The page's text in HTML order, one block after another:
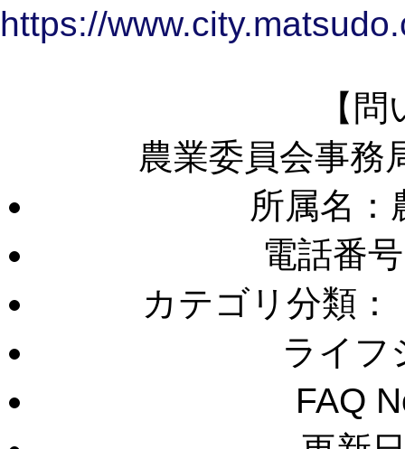
https://
【
農業委員会事
所属名：
電話番
カテゴリ分類
ライフ
FAQ